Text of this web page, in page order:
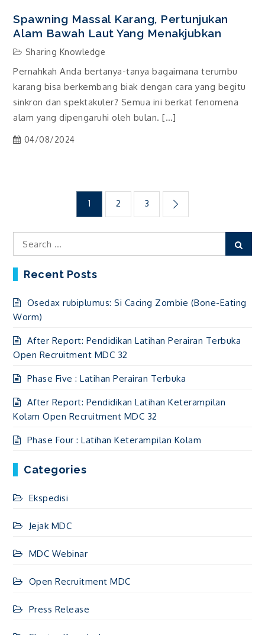
Spawning Massal Karang, Pertunjukan
Alam Bawah Laut Yang Menakjubkan
Sharing Knowledge
Pernahkah Anda bertanya-tanya bagaimana terumbu
karang bisa berkembang biak dengan cara yang begitu
sinkron dan spektakuler? Semua ini berkat fenomena
alam yang dipengaruhi oleh bulan. […]
04/08/2024
navigation
1 2 3
Search
for:
Recent Posts
Osedax rubiplumus: Si Cacing Zombie (Bone-Eating
Worm)
After Report: Pendidikan Latihan Perairan Terbuka
Open Recruitment MDC 32
Phase Five : Latihan Perairan Terbuka
After Report: Pendidikan Latihan Keterampilan
Kolam Open Recruitment MDC 32
Phase Four : Latihan Keterampilan Kolam
Categories
Ekspedisi
Jejak MDC
MDC Webinar
Open Recruitment MDC
Press Release